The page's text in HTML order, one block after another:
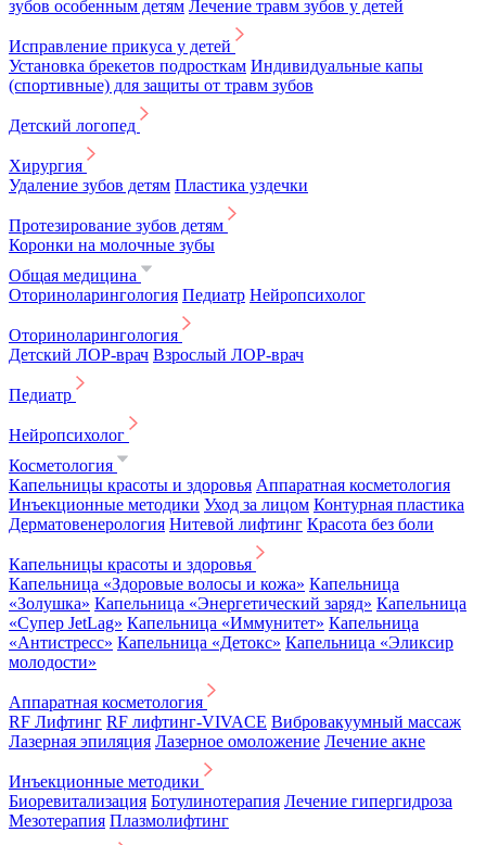
зубов особенным детям Лечение травм зубов у детей
Исправление прикуса у детей
Установка брекетов подросткам Индивидуальные капы
(спортивные) для защиты от травм зубов
Детский логопед
Хирургия
Удаление зубов детям Пластика уздечки
Протезирование зубов детям
Коронки на молочные зубы
Общая медицина
Оториноларингология Педиатр Нейропсихолог
Оториноларингология
Детский ЛОР-врач Взрослый ЛОР-врач
Педиатр
Нейропсихолог
Косметология
Капельницы красоты и здоровья Аппаратная косметология
Инъекционные методики Уход за лицом Контурная пластика
Дерматовенерология Нитевой лифтинг Красота без боли
Капельницы красоты и здоровья
Капельница «Здоровые волосы и кожа» Капельница
«Золушка» Капельница «Энергетический заряд» Капельница
«Супер JetLag» Капельница «Иммунитет» Капельница
«Антистресс» Капельница «Детокс» Капельница «Эликсир
молодости»
Аппаратная косметология
RF Лифтинг RF лифтинг-VIVACE Вибровакуумный массаж
Лазерная эпиляция Лазерное омоложение Лечение акне
Инъекционные методики
Биоревитализация Ботулинотерапия Лечение гипергидроза
Мезотерапия Плазмолифтинг